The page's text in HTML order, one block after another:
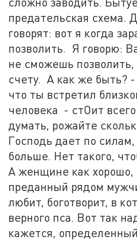
предательская схема.
говорят: вот я когда
позволить. Я говорю:
не сможешь
счету. А как же быть?
что ты встретил
человека - стОит
думать, рожайте
Господь дает по
больше. Нет такого,
А женщине как хорошо,
преданный рядом
любит, боготворит, в
верного пса. Вот так
кажется,